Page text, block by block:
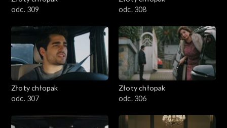
odc. 309
odc. 308
Złoty chłopak
odc. 307
Złoty chłopak
odc. 306